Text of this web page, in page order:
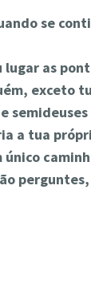
se
as
exceto
a tua